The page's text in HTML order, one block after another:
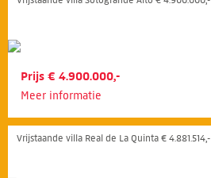
Prijs € 4.900.000,-
Meer informatie
Vrijstaande villa Real de La Quinta € 4.881.514,-